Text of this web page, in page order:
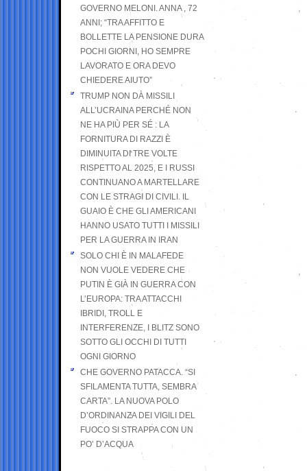
GOVERNO MELONI. ANNA , 72
ANNI; “TRA AFFITTO E
BOLLETTE LA PENSIONE DURA
POCHI GIORNI, HO SEMPRE
LAVORATO E ORA DEVO
CHIEDERE AIUTO”
TRUMP NON DÀ MISSILI
ALL’UCRAINA PERCHÉ NON
NE HA PIÙ PER SÉ : LA
FORNITURA DI RAZZI È
DIMINUITA DI TRE VOLTE
RISPETTO AL 2025, E I RUSSI
CONTINUANO A MARTELLARE
CON LE STRAGI DI CIVILI. IL
GUAIO È CHE GLI AMERICANI
HANNO USATO TUTTI I MISSILI
PER LA GUERRA IN IRAN
SOLO CHI È IN MALAFEDE
NON VUOLE VEDERE CHE
PUTIN È GIÀ IN GUERRA CON
L’EUROPA: TRA ATTACCHI
IBRIDI, TROLL E
INTERFERENZE, I BLITZ SONO
SOTTO GLI OCCHI DI TUTTI
OGNI GIORNO
CHE GOVERNO PATACCA. “SI
SFILAMENTA TUTTA, SEMBRA
CARTA”. LA NUOVA POLO
D’ORDINANZA DEI VIGILI DEL
FUOCO SI STRAPPA CON UN
PO’ D’ACQUA